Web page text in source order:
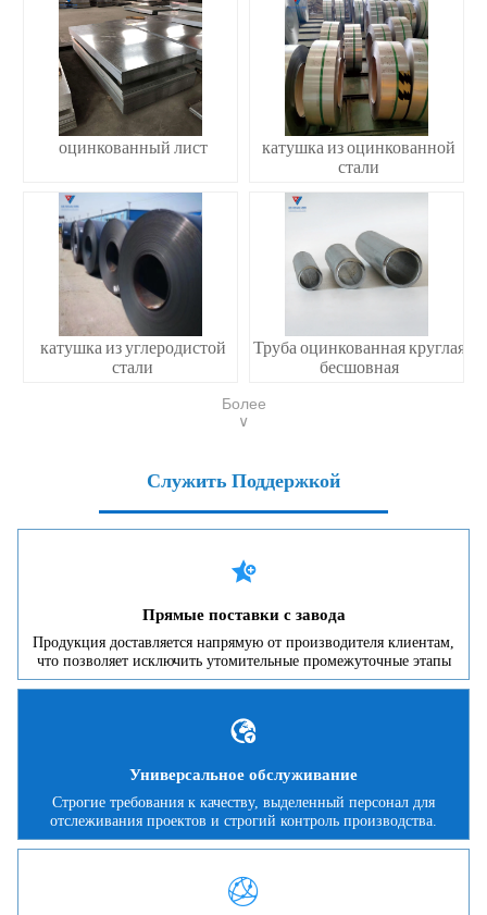
оцинкованный лист
катушка из оцинкованной
стали
катушка из углеродистой
стали
Труба оцинкованная круглая
бесшовная
Более
∨
Служить Поддержкой

Прямые поставки с завода
Продукция доставляется напрямую от производителя клиентам,
что позволяет исключить утомительные промежуточные этапы

Универсальное обслуживание
Строгие требования к качеству, выделенный персонал для
отслеживания проектов и строгий контроль производства.
